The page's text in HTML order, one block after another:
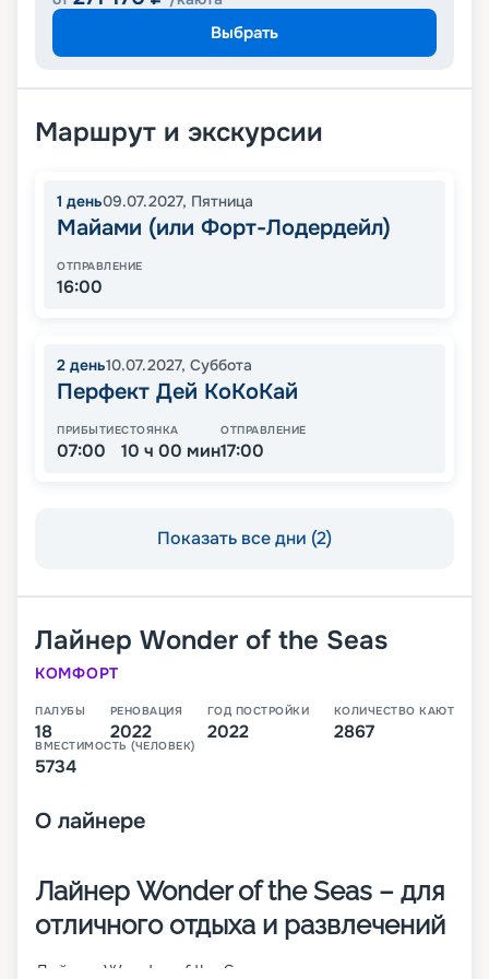
Выбрать
Маршрут и экскурсии
1 день09.07.2027, Пятница
Майами (или Форт-Лодердейл)
ОТПРАВЛЕНИЕ
16:00
2 день10.07.2027, Суббота
Перфект Дей КоКоКай
ПРИБЫТИЕ
07:00
СТОЯНКА
10 ч 00 мин
ОТПРАВЛЕНИЕ
17:00
Показать все дни (2)
Лайнер Wonder of the Seas
КОМФОРТ
ПАЛУБЫ
18
РЕНОВАЦИЯ
2022
ГОД ПОСТРОЙКИ
2022
КОЛИЧЕСТВО КАЮТ
2867
ВМЕСТИМОСТЬ (ЧЕЛОВЕК)
5734
О лайнере
Лайнер Wonder of the Seas – для
отличного отдыха и развлечений
Лайнер Wonder of the Seas совершает круизные